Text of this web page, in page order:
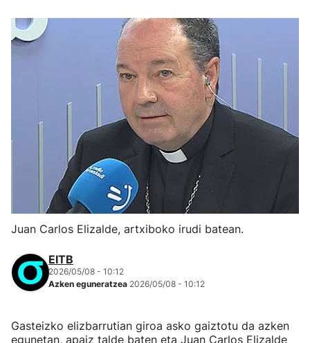
Juan Carlos Elizalde, artxiboko irudi batean.
EITB
2026/05/08 - 10:12
Azken eguneratzea 2026/05/08 - 10:12
Gasteizko elizbarrutian giroa asko gaiztotu da azken
egunetan, apaiz talde baten eta Juan Carlos Elizalde